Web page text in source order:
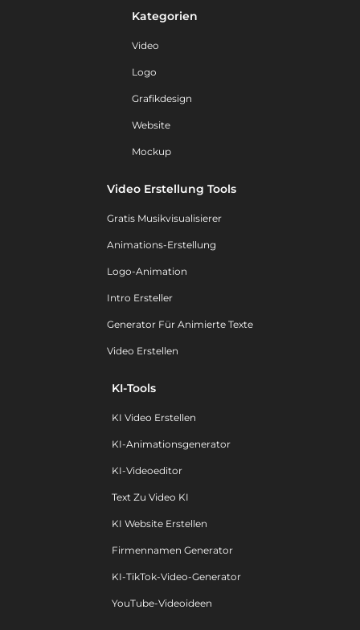
Kategorien
Video
Logo
Grafikdesign
Website
Mockup
Video Erstellung Tools
Gratis Musikvisualisierer
Animations-Erstellung
Logo-Animation
Intro Ersteller
Generator Für Animierte Texte
Video Erstellen
KI-Tools
KI Video Erstellen
KI-Animationsgenerator
KI-Videoeditor
Text Zu Video KI
KI Website Erstellen
Firmennamen Generator
KI-TikTok-Video-Generator
YouTube-Videoideen